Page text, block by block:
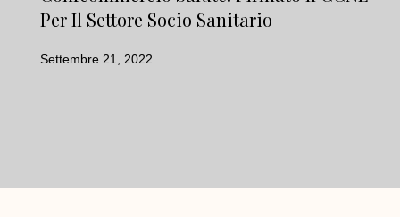
Per Il Settore Socio Sanitario
Settembre 21, 2022